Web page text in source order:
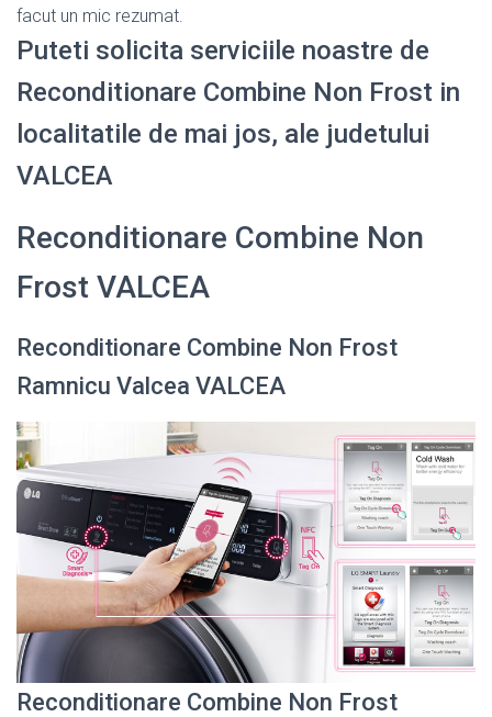
facut un mic rezumat.
Puteti solicita serviciile noastre de
Reconditionare Combine Non Frost in
localitatile de mai jos, ale judetului
VALCEA
Reconditionare Combine Non
Frost VALCEA
Reconditionare Combine Non Frost
Ramnicu Valcea VALCEA
Reconditionare Combine Non Frost